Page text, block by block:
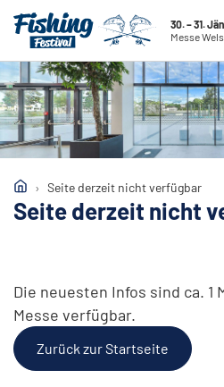
30. – 31.
Messe Wels
Seite derzeit nicht verfügbar
Seite derzeit nicht
Die neuesten Infos sind ca. 1
Messe verfügbar.
Zurück zur Startseite